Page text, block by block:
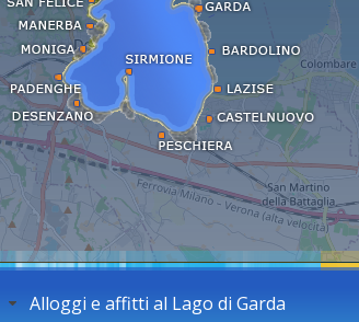
Alloggi e affitti al Lago di Garda